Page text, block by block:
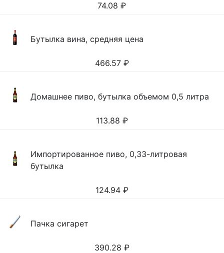
74.08 ₽
Бутылка вина, средняя цена
466.57 ₽
Домашнее пиво, бутылка объемом 0,5 литра
113.88 ₽
Импортированное пиво, 0,33-литровая
бутылка
124.94 ₽
Пачка сигарет
390.28 ₽